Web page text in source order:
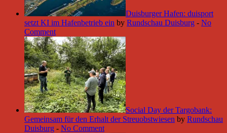
Duisburger Hafen: duisport
setzt KI im Hafenbetrieb ein by Rundschau Duisburg - No
Comment
Social Day der Targobank:
Gemeinsam für den Erhalt der Streuobstwiesen by Rundschau
Duisburg - No Comment